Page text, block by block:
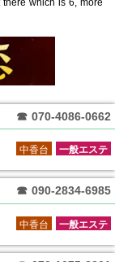
which is 6, more
☎ 070-4086-0662
一般エステ
中香台
☎ 090-2834-6985
一般エステ
中香台